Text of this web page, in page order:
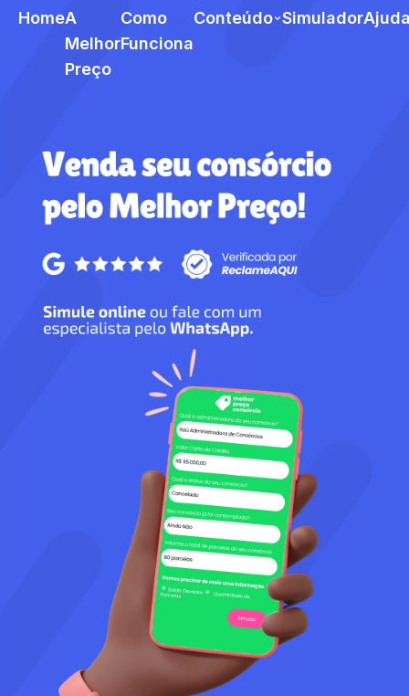
HomeA
Melhor
Preço
Como
Funciona
Conteúdo Simulador